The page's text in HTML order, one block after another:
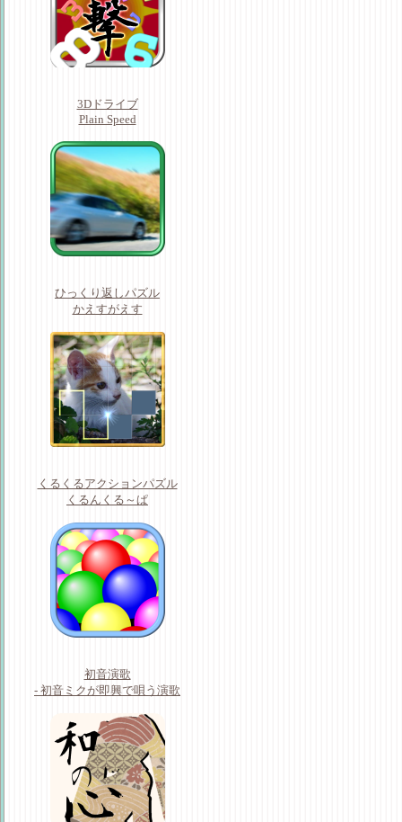
3Dドライブ
Plain Speed
ひっくり返しパズル
かえすがえす
くるくるアクションパズル
くるんくる～ぱ
初音演歌
- 初音ミクが即興で唄う演歌